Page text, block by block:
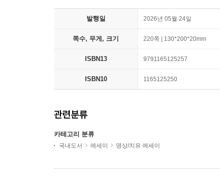
발행일 2026년 05월 24일
쪽수, 무게, 크기 220쪽 | 130*200*20mm
ISBN13 9791165125257
ISBN10 1165125250
관련분류
카테고리 분류
국내도서 에세이 명상/치유 에세이